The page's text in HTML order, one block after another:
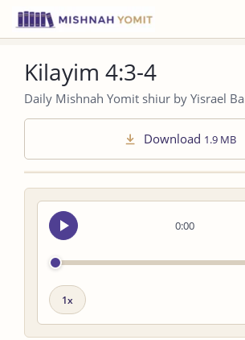
Kilayim 4:3-4
Daily Mishnah Yomit shiur by Yisrael
Download 1.9 MB
0:00
Seek
audio
Playback